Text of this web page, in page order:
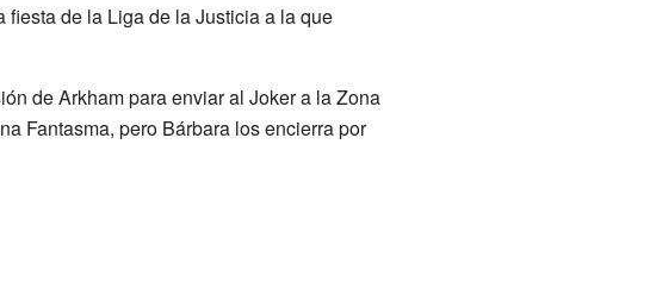
de la Liga de la Justicia a la que
de Arkham para enviar al Joker a la Zona
Fantasma, pero Bárbara los encierra por